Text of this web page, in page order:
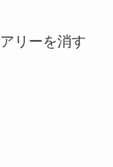
リーを消す